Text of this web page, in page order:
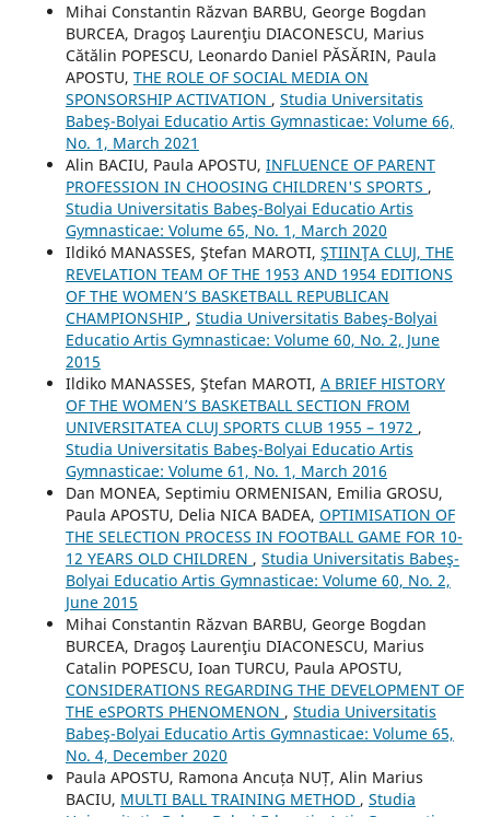
Mihai Constantin Răzvan BARBU, George Bogdan
BURCEA, Dragoş Laurenţiu DIACONESCU, Marius
Cătălin POPESCU, Leonardo Daniel PĂSĂRIN, Paula
APOSTU, THE ROLE OF SOCIAL MEDIA ON
SPONSORSHIP ACTIVATION , Studia Universitatis
Babeş-Bolyai Educatio Artis Gymnasticae: Volume 66,
No. 1, March 2021
Alin BACIU, Paula APOSTU, INFLUENCE OF PARENT
PROFESSION IN CHOOSING CHILDREN'S SPORTS ,
Studia Universitatis Babeş-Bolyai Educatio Artis
Gymnasticae: Volume 65, No. 1, March 2020
Ildikó MANASSES, Ştefan MAROTI, ŞTIINŢA CLUJ, THE
REVELATION TEAM OF THE 1953 AND 1954 EDITIONS
OF THE WOMEN’S BASKETBALL REPUBLICAN
CHAMPIONSHIP , Studia Universitatis Babeş-Bolyai
Educatio Artis Gymnasticae: Volume 60, No. 2, June
2015
Ildiko MANASSES, Ştefan MAROTI, A BRIEF HISTORY
OF THE WOMEN’S BASKETBALL SECTION FROM
UNIVERSITATEA CLUJ SPORTS CLUB 1955 – 1972 ,
Studia Universitatis Babeş-Bolyai Educatio Artis
Gymnasticae: Volume 61, No. 1, March 2016
Dan MONEA, Septimiu ORMENISAN, Emilia GROSU,
Paula APOSTU, Delia NICA BADEA, OPTIMISATION OF
THE SELECTION PROCESS IN FOOTBALL GAME FOR 10-
12 YEARS OLD CHILDREN , Studia Universitatis Babeş-
Bolyai Educatio Artis Gymnasticae: Volume 60, No. 2,
June 2015
Mihai Constantin Răzvan BARBU, George Bogdan
BURCEA, Dragoş Laurenţiu DIACONESCU, Marius
Catalin POPESCU, Ioan TURCU, Paula APOSTU,
CONSIDERATIONS REGARDING THE DEVELOPMENT OF
THE eSPORTS PHENOMENON , Studia Universitatis
Babeş-Bolyai Educatio Artis Gymnasticae: Volume 65,
No. 4, December 2020
Paula APOSTU, Ramona Ancuța NUȚ, Alin Marius
BACIU, MULTI BALL TRAINING METHOD , Studia